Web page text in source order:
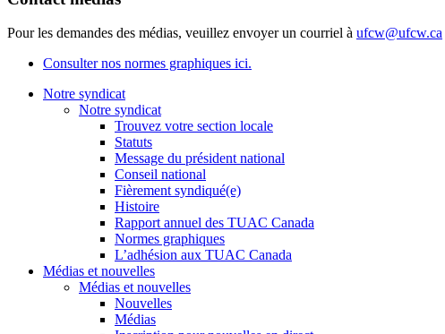
Pour les demandes des médias, veuillez envoyer un courriel à ufcw@ufcw.ca
Consulter nos normes graphiques ici.
Notre syndicat
Notre syndicat
Trouvez votre section locale
Statuts
Message du président national
Conseil national
Fièrement syndiqué(e)
Histoire
Rapport annuel des TUAC Canada
Normes graphiques
L’adhésion aux TUAC Canada
Médias et nouvelles
Médias et nouvelles
Nouvelles
Médias